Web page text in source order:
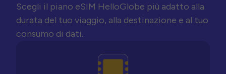
Scegli il piano eSIM HelloGlobe più adatto alla
durata del tuo viaggio, alla destinazione e al tuo
consumo di dati.